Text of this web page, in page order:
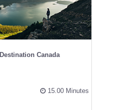
Destination Canada
15.00 Minutes